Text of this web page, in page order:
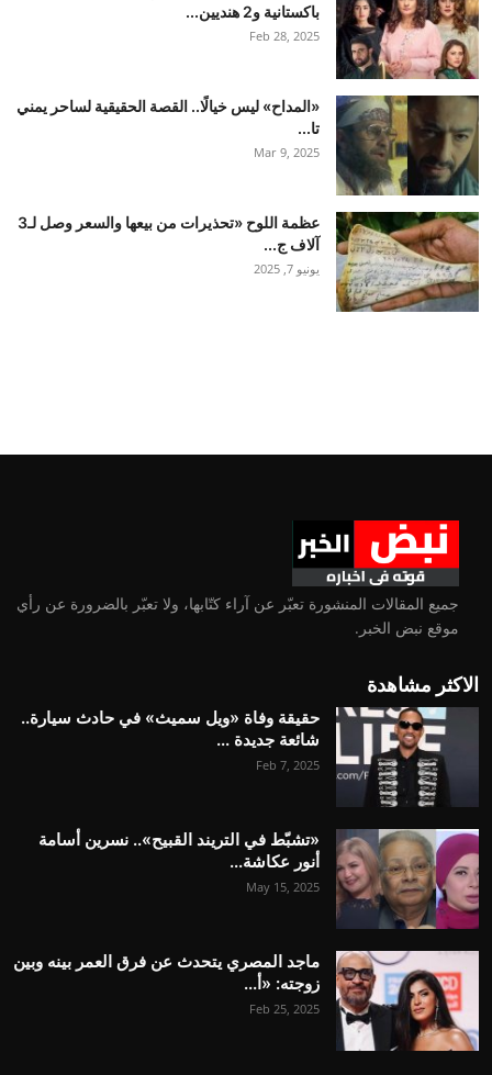
باكستانية و2 هنديين...
Feb 28, 2025
«المداح» ليس خيالًا.. القصة الحقيقية لساحر يمني
تا...
Mar 9, 2025
عظمة اللوح «تحذيرات من بيعها والسعر وصل لـ3
آلاف ج...
يونيو 7, 2025
جميع المقالات المنشورة تعبّر عن آراء كتّابها، ولا تعبّر بالضرورة عن رأي
موقع نبض الخبر.
الاكثر مشاهدة
حقيقة وفاة «ويل سميث» في حادث سيارة..
شائعة جديدة ...
Feb 7, 2025
«تشبّط في التريند القبيح».. نسرين أسامة
أنور عكاشة...
May 15, 2025
ماجد المصري يتحدث عن فرق العمر بينه وبين
زوجته: «أ...
Feb 25, 2025